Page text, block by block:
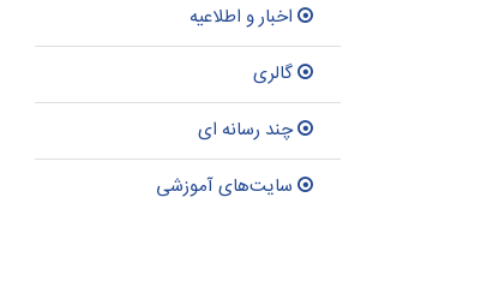
اخبار و اطلاعيه
گالری
چند رسانه ای
سایت‌های آموزشی